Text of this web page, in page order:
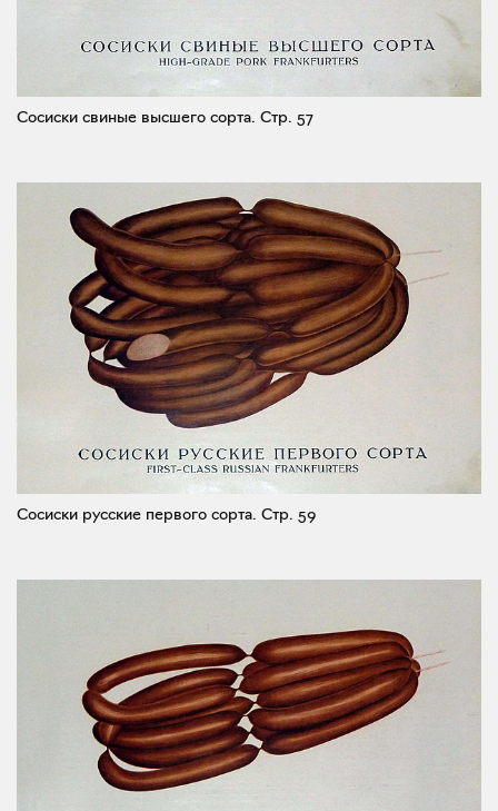
Сосиски свиные высшего сорта. Стр. 57
Сосиски русские первого сорта. Стр. 59